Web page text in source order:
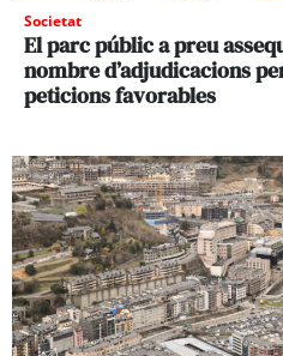
Societat
El parc públic a preu
nombre d’adjudicacions
peticions favorables